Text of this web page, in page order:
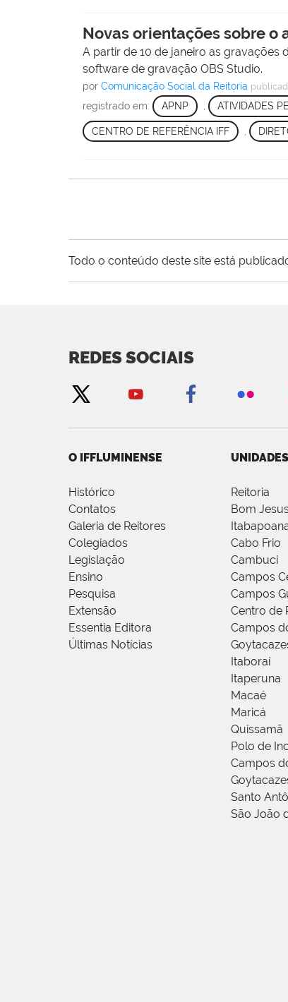
Novas orientações sobre
A partir de 10 de janeiro as gravações
software de gravação OBS Studio.
porComunicação Social da Reitoria
registrado em: APNP , ATIVIDADES
CENTRO DE REFERÊNCIA IFF
Todo o conteúdo deste site está
REDES SOCIAIS
O IFFLUMINENSE
Histórico
Contatos
Galeria de Reitores
Colegiados
Legislação
Ensino
Pesquisa
Extensão
Essentia Editora
Últimas Notícias
UNIDADES
Reitoria
Bom
Cabo Frio
Cambuci
Campos
Campos
Centro de
Campos
Itaboraí
Itaperuna
Macaé
Maricá
Quissamã
Polo de
Campos
Santo
São João